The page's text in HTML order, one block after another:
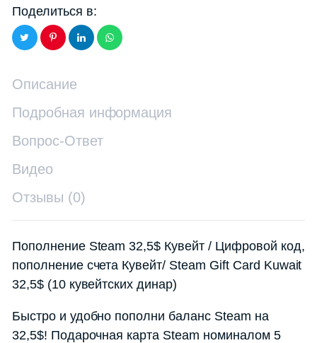
Поделиться в:
Описание
Подробная информация
Вопрос-Ответ
Видео
Отзывы (0)
Пополнение Steam 32,5$ Кувейт / Цифровой код,
пополнение счета Кувейт/ Steam Gift Card Kuwait
32,5$ (10 кувейтских динар)
Быстро и удобно пополни баланс Steam на
32,5$! Подарочная карта Steam номиналом 5